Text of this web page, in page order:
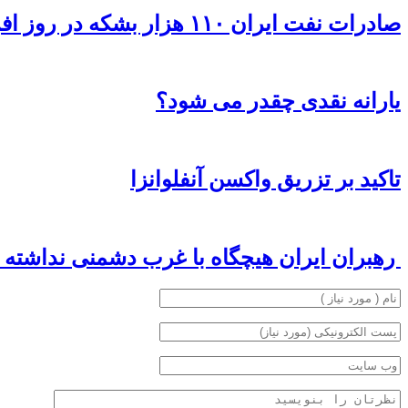
صادرات نفت ایران ۱۱۰ هزار بشکه در روز افزایش یافت
یارانه نقدی چقدر می شود؟
تاکید بر تزریق واکسن آنفلوانزا
رهبران ایران هیچگاه با غرب دشمنی نداشته